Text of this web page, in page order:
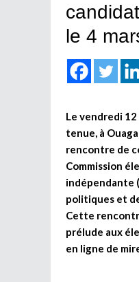
le 4
Le vendredi
tenue, à
rencontre de
Commission
indépendante
politiques et
Cette
prélude aux
en ligne de